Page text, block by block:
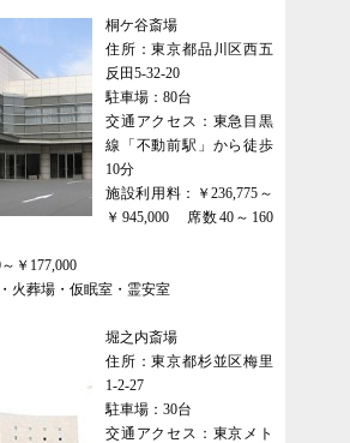
桐ケ谷斎場
住所：東京都品川区西五
反田5-32-20
駐車場：80台
交通アクセス：東急目黒
線「不動前駅」から徒歩
10分
施設利用料：￥236,775～
￥945,000 席数40～160
￥177,000
火葬場・仮眠室・霊安室
堀之内斎場
住所：東京都杉並区梅里
1-2-27
駐車場：30台
交通アクセス：東京メト